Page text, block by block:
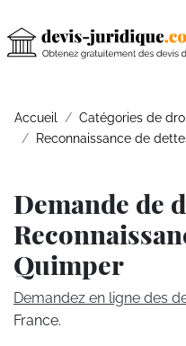
Accueil Catégories de
Reconnaissance de
Demande de
Quimper
Demandez en ligne des
France.